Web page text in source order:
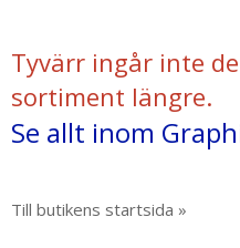
Tyvärr ingår inte
sortiment längre.
Se allt inom
Till butikens startsida »